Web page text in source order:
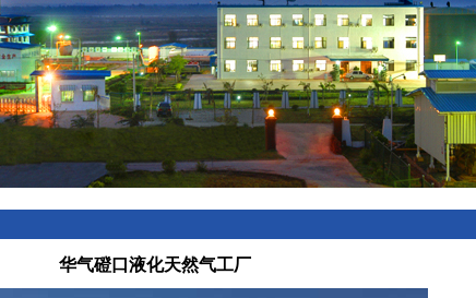
华气磴口液化天然气工厂